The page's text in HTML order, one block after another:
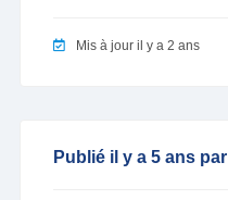
Mis à jour il y a 2 ans
Publié il y a 5 ans par